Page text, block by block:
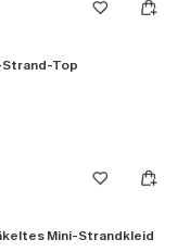
Top
Mini-Strandkleid